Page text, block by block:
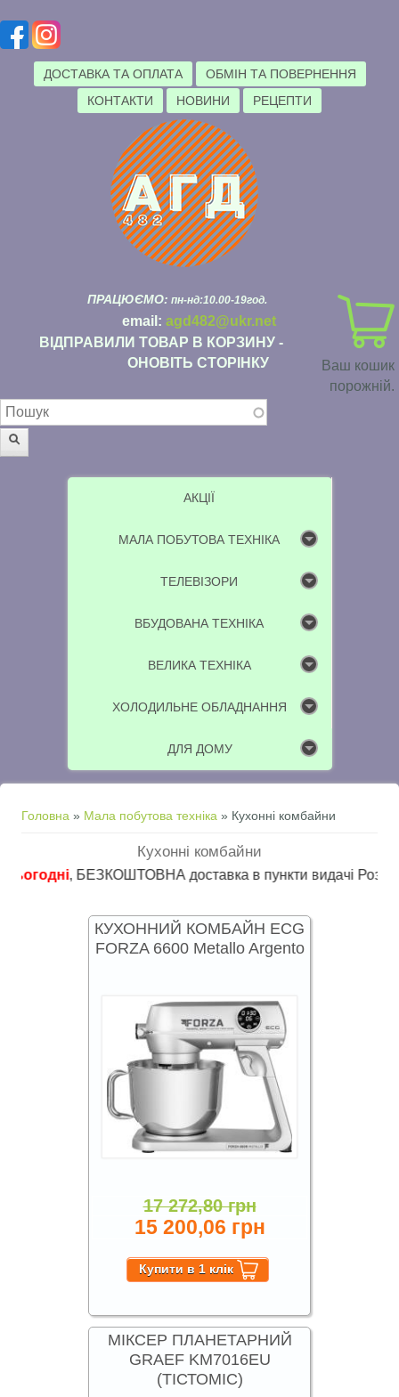
ДОСТАВКА ТА ОПЛАТА
ОБМІН ТА ПОВЕРНЕННЯ
КОНТАКТИ
НОВИНИ РЕЦЕПТИ
Ваш кошик
порожній.
ПРАЦЮЄМО: пн-нд:10.00-19год.
email: agd482@ukr.net
ВІДПРАВИЛИ ТОВАР В КОРЗИНУ -
ОНОВІТЬ СТОРІНКУ
Пошукова форма
АКЦІЇ
МАЛА ПОБУТОВА ТЕХНІКА
ТЕЛЕВІЗОРИ
ВБУДОВАНА ТЕХНІКА
ВЕЛИКА ТЕХНІКА
ХОЛОДИЛЬНЕ ОБЛАДНАННЯ
ДЛЯ ДОМУ
Ви є тут
Головна » Мала побутова техніка » Кухонні комбайни
Кухонні комбайни
, БЕЗКОШТОВНА доставка в пункти видачі Розетка (
КУХОННИЙ КОМБАЙН ECG
FORZA 6600 Metallo Argento
17 272,80 грн
15 200,06 грн
МІКСЕР ПЛАНЕТАРНИЙ
GRAEF KM7016EU
(ТІСТОМІС)